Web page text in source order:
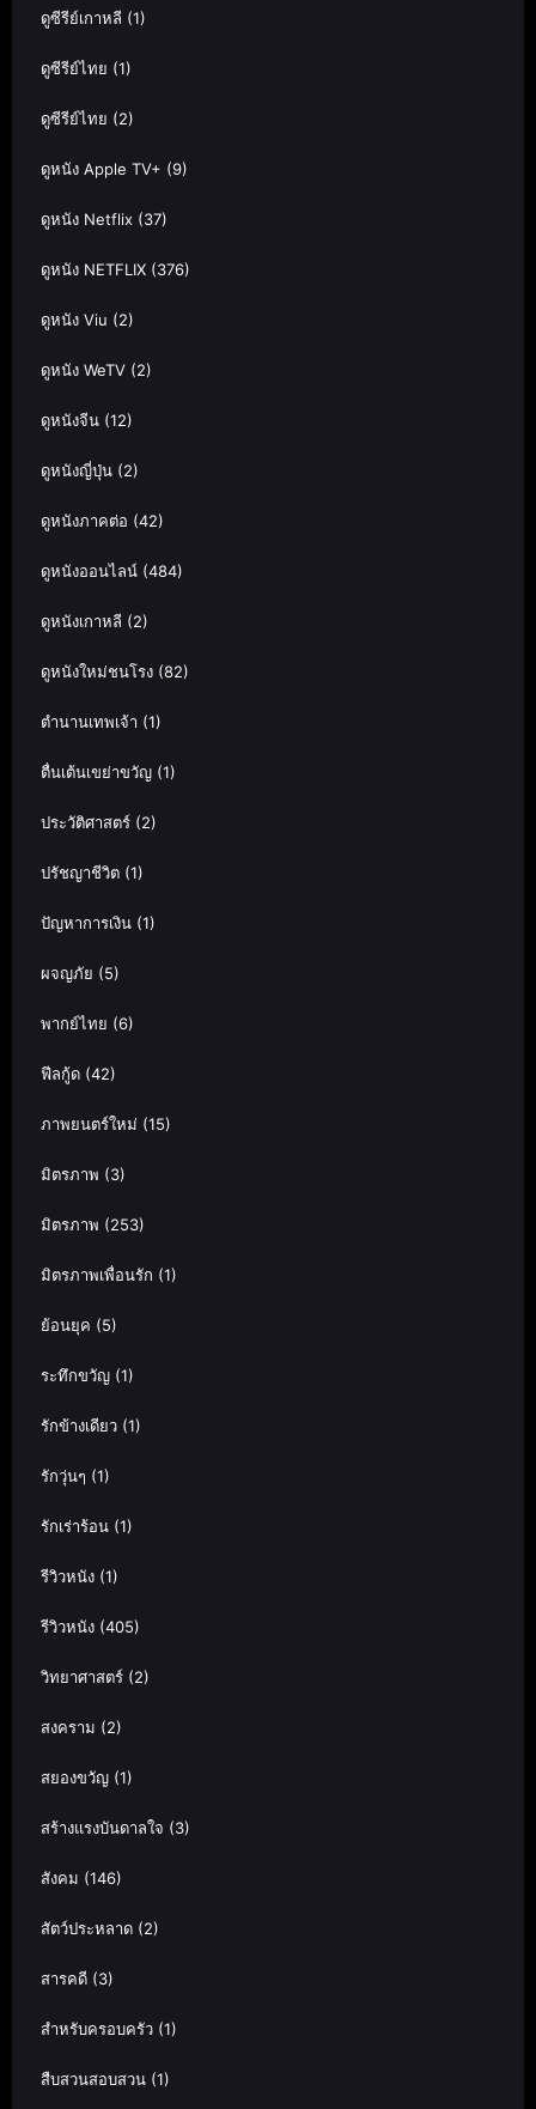
ดูซีรีย์เกาหลี (1)
ดูซีรีย์ไทย (1)
ดูซีรีย์ไทย (2)
ดูหนัง Apple TV+ (9)
ดูหนัง Netflix (37)
ดูหนัง NETFLIX (376)
ดูหนัง Viu (2)
ดูหนัง WeTV (2)
ดูหนังจีน (12)
ดูหนังญี่ปุ่น (2)
ดูหนังภาคต่อ (42)
ดูหนังออนไลน์ (484)
ดูหนังเกาหลี (2)
ดูหนังใหม่ชนโรง (82)
ตำนานเทพเจ้า (1)
ตื่นเต้นเขย่าขวัญ (1)
ประวัติศาสตร์ (2)
ปรัชญาชีวิต (1)
ปัญหาการเงิน (1)
ผจญภัย (5)
พากย์ไทย (6)
ฟีลกู้ด (42)
ภาพยนตร์ใหม่ (15)
มิตรภาพ (3)
มิตรภาพ (253)
มิตรภาพเพื่อนรัก (1)
ย้อนยุค (5)
ระทึกขวัญ (1)
รักข้างเดียว (1)
รักวุ่นๆ (1)
รักเร่าร้อน (1)
รีวิวหนัง (1)
รีวิวหนัง (405)
วิทยาศาสตร์ (2)
สงคราม (2)
สยองขวัญ (1)
สร้างแรงบันดาลใจ (3)
สังคม (146)
สัตว์ประหลาด (2)
สารคดี (3)
สำหรับครอบครัว (1)
สืบสวนสอบสวน (1)